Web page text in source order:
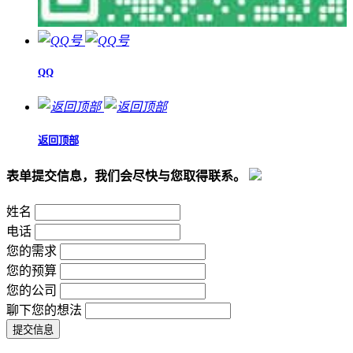
QQ
返回顶部
表单提交信息，我们会尽快与您取得联系。
姓名
电话
您的需求
您的预算
您的公司
聊下您的想法